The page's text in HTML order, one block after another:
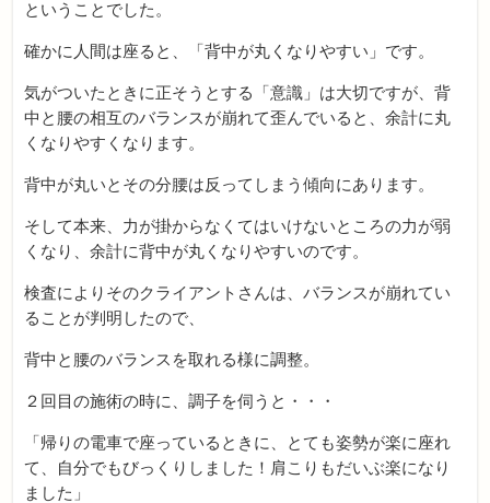
ということでした。
確かに人間は座ると、「背中が丸くなりやすい」です。
気がついたときに正そうとする「意識」は大切ですが、背
中と腰の相互のバランスが崩れて歪んでいると、余計に丸
くなりやすくなります。
背中が丸いとその分腰は反ってしまう傾向にあります。
そして本来、力が掛からなくてはいけないところの力が弱
くなり、余計に背中が丸くなりやすいのです。
検査によりそのクライアントさんは、バランスが崩れてい
ることが判明したので、
背中と腰のバランスを取れる様に調整。
２回目の施術の時に、調子を伺うと・・・
「帰りの電車で座っているときに、とても姿勢が楽に座れ
て、自分でもびっくりしました！肩こりもだいぶ楽になり
ました」